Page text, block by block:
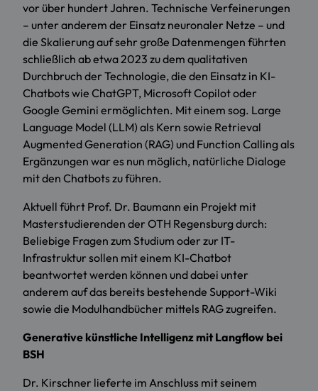
vor über hundert Jahren. Technische Verfeinerungen
– unter anderem der Einsatz neuronaler Netze – und
die Skalierung auf sehr große Datenmengen führten
schließlich ab etwa 2023 zu dem qualitativen
Durchbruch der Technologie, die den Einsatz in KI-
Chatbots wie ChatGPT, Microsoft Copilot oder
Google Gemini ermöglichten. Mit einem sog. Large
Language Model (LLM) als Kern sowie Retrieval
Augmented Generation (RAG) und Function Calling als
Ergänzungen war es nun möglich, natürliche Dialoge
mit den Chatbots zu führen.
Aktuell führt Prof. Dr. Baumann ein Projekt mit
Masterstudierenden der OTH Regensburg durch:
Beliebige Fragen zum Studium oder zur IT-
Infrastruktur sollen mit einem KI-Chatbot
beantwortet werden können und dabei unter
anderem auf das bereits bestehende Support-Wiki
sowie die Modulhandbücher mittels RAG zugreifen.
Generative künstliche Intelligenz mit Langflow bei
BSH
Dr. Kirschner lieferte im Anschluss mit seinem